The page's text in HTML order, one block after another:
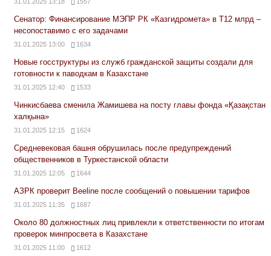
Сенатор: Финансирование МЭПР РК «Казгидромета» в Т12 млрд –
несопоставимо с его задачами
31.01.2025 13:00 1634
Новые госструктуры из служб гражданской защиты создали для
готовности к паводкам в Казахстане
31.01.2025 12:40 1533
Чинкисбаева сменила Жамишева на посту главы фонда «Қазақстан
халқына»
31.01.2025 12:15 1624
Средневековая башня обрушилась после предупреждений
общественников в Туркестанской области
31.01.2025 12:05 1644
АЗРК проверит Beeline после сообщений о повышении тарифов
31.01.2025 11:35 1687
Около 80 должностных лиц привлекли к ответственности по итогам
проверок минпросвета в Казахстане
31.01.2025 11:00 1612